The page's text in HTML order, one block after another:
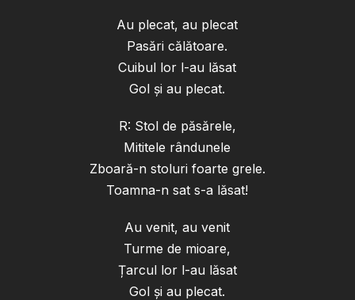
Au plecat, au plecat
Pasări călătoare.
Cuibul lor l-au lăsat
Gol și au plecat.
R: Stol de păsărele,
Mititele rândunele
Zboară-n stoluri foarte grele.
Toamna-n sat s-a lăsat!
Au venit, au venit
Turme de mioare,
Țarcul lor l-au lăsat
Gol și au plecat.